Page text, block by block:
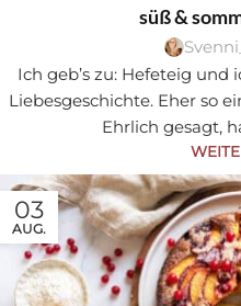
süß &
Ich geb’s zu: Hefeteig und
Liebesgeschichte. Eher so
Ehrlich gesagt,
03
AUG.